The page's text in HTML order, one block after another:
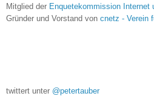
Mitglied der Enquetekommission Internet
Gründer und Vorstand von cnetz - Verein
twittert unter @petertauber